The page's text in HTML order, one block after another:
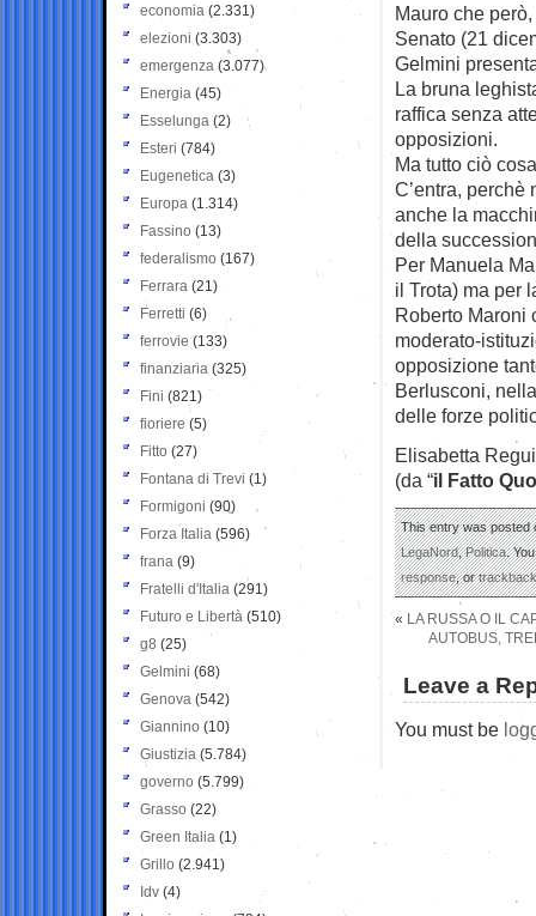
Mauro che
Senato (21
Gelmini
La bruna
raffica senza
opposizioni.
Ma tutto ciò
C’entra, perchè
anche la
della
Per Manuela
il Trota) ma per
Roberto Maroni
moderato-
opposizione
Berlusconi,
delle forze
Elisabetta
(da “il Fatto
This entry was posted
LegaNord,Politica.
response, ortrackback
« LA RUSSA O IL
AUTOBUS,
Leave a
You must be
economia (2.331)
elezioni (3.303)
emergenza (3.077)
Energia (45)
Esselunga (2)
Esteri (784)
Eugenetica (3)
Europa (1.314)
Fassino (13)
federalismo (167)
Ferrara (21)
Ferretti (6)
ferrovie (133)
finanziaria (325)
Fini (821)
fioriere (5)
Fitto (27)
Fontana di Trevi (1)
Formigoni (90)
Forza Italia (596)
frana (9)
Fratelli d'Italia (291)
Futuro e Libertà (510)
g8 (25)
Gelmini (68)
Genova (542)
Giannino (10)
Giustizia (5.784)
governo (5.799)
Grasso (22)
Green Italia (1)
Grillo (2.941)
Idv (4)